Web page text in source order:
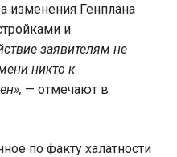
изменения Генплана
и
заявителям не
никто к
— отмечают в
по факту халатности